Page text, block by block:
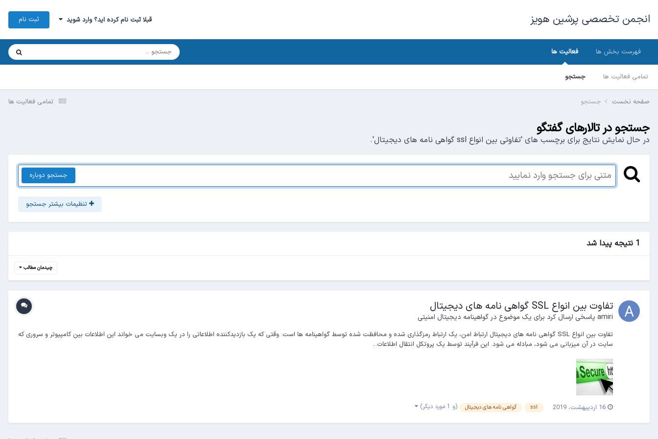
انجمن تخصصی پرشین هویز قبلا ثبت نام کرده اید؟ وارد شوید ثبت نام
فهرست بخش ها فعالیت ها
تمامی فعالیت ها جستجو
تمامی فعالیت ها صفحه نخست جستجو
جستجو در تالارهای گفتگو
در حال نمایش نتایج برای برچسب های 'تفاوتی بین انواع ssl گواهی نامه های دیجیتال'.
جستجو دوباره
تنظیمات بیشتر جستجو
1 نتیجه پیدا شد
چیدمان مطالب
تفاوت بین انواع SSL گواهی نامه های دیجیتال
amiri پاسخی ارسال کرد برای یک موضوع در گواهینامه دیجیتال امنیتی
تفاوت بین انواع SSL گواهی نامه های دیجیتال ارتباط امن، یک ارتباط رمزگذاری شده و محافظت شده توسط گواهینامه ها است. وقتی که یک بازدیدکننده اطلاعاتی را در یک وبسایت می خواند این اطلاعات بین کامپیوتر و سروری که
سایت در آن میزبانی می شود، مبادله می شود. این فرآیند توسط یک پروتکل انتقال اطلاعات...
16 اردیبهشت، 2019 ssl گواهی نامه های دیجیتال (و 1 مورد دیگر)